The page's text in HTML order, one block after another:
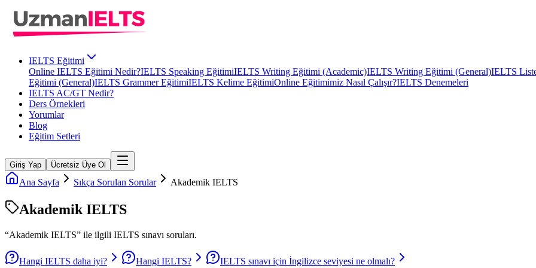
IELTS Eğitimi
Online IELTS Eğitimi Nedir?IELTS Speaking EğitimiIELTS Writing Eğitimi (Academic)IELTS Writing Eğitimi (General)IELTS
Eğitimi (General)IELTS Grammer EğitimiIELTS Kelime EğitimiOnline Eğitimimiz Nasıl Çalışır?IELTS Denemeleri
IELTS AC/GT Nedir?
Ders Örnekleri
Yorumlar
Blog
Eğitim Setleri
Giriş Yap Ücretsiz Üye Ol
Ana Sayfa Sıkça Sorulan Sorular Akademik IELTS
Akademik IELTS
“Akademik IELTS” ile ilgili IELTS sınavı soruları.
Hangi IELTS daha iyi? Hangi IELTS? IELTS sınavı için İngilizce seviyesi ne olmalı?